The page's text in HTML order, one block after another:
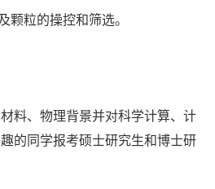
颗粒的操控和筛选。
料、物理背景并对科学计算、计
的同学报考硕士研究生和博士研